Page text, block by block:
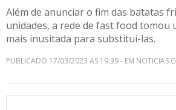
Além de anunciar o fim das batatas
unidades, a rede de fast food tomou
mais inusitada para substitui-las.
PUBLICADO 17/03/2023 AS 19:39 - EM NOTICIAS